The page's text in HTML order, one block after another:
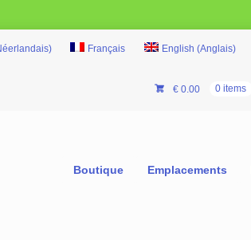
) Français English (Anglais)
€0.00 0 items
Boutique Emplacements